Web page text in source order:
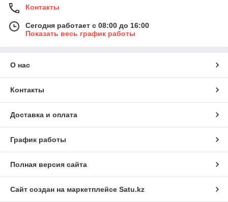
Контакты
Сегодня работает с 08:00 до 16:00
Показать весь график работы
О нас
Контакты
Доставка и оплата
График работы
Полная версия сайта
Сайт создан на маркетплейсе Satu.kz